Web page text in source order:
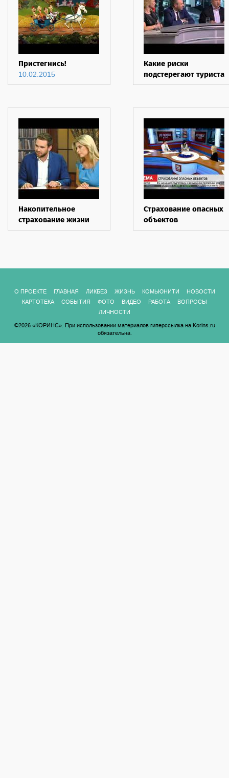
Пристегнись!
10.02.2015
Какие риски
подстерегают туриста
Накопительное
страхование жизни
Страхование опасных
объектов
О ПРОЕКТЕ ГЛАВНАЯ ЛИКБЕЗ ЖИЗНЬ КОМЬЮНИТИ
НОВОСТИ
КАРТОТЕКА
СОБЫТИЯ ФОТО ВИДЕО РАБОТА
ВОПРОСЫ
ЛИЧНОСТИ
©2026 «КОРИНС». При использовании материалов гиперссылка на Korins.ru
обязательна.